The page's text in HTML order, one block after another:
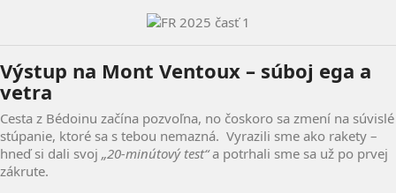
Výstup na Mont Ventoux – súboj ega a
vetra
Cesta z Bédoinu začína pozvoľna, no čoskoro sa zmení na súvislé
stúpanie, ktoré sa s tebou nemazná. Vyrazili sme ako rakety –
hneď si dali svoj „20-minútový test“a potrhali sme sa už po prvej
zákrute.